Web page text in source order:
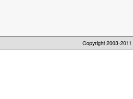
Copyright 2003-2011